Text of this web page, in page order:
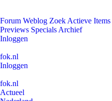
Forum Weblog Zoek Actieve Items
Previews Specials Archief
Inloggen
fok.nl
Inloggen
fok.nl
Actueel